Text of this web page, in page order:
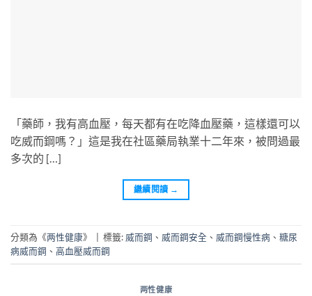
「藥師，我有高血壓，每天都有在吃降血壓藥，這樣還可以
吃威而鋼嗎？」這是我在社區藥局執業十二年來，被問過最
多次的 […]
繼續閱讀 →
分類為《两性健康》 標籤: 威而鋼 、 威而鋼安全 、 威而鋼慢性病 、 糖尿
病威而鋼 、 高血壓威而鋼
两性健康